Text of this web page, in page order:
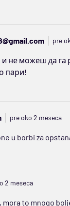
pre
не можеш да га
пари!
pre oko 2 meseca
u borbi za
2 meseca
mora to mnogo